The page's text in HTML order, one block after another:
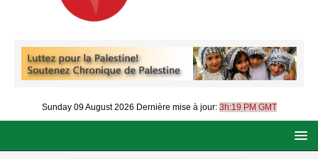
Sunday 09 August 2026 Dernière mise à jour: 3h:19 PM GMT